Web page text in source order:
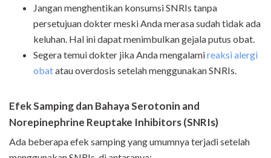
Jangan menghentikan konsumsi SNRIs tanpa
persetujuan dokter meski Anda merasa sudah tidak ada
keluhan. Hal ini dapat menimbulkan gejala putus obat.
Segera temui dokter jika Anda mengalamireaksi alergi
obatatau overdosis setelah menggunakan SNRIs.
Efek Samping dan Bahaya Serotonin and
Norepinephrine Reuptake Inhibitors (SNRIs)
Ada beberapa efek samping yang umumnya terjadi setelah